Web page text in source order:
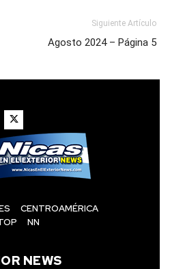
Siguiente Artículo
Agosto 2024 – Página 5
CENTROAMÉRICA
NN
NEWS